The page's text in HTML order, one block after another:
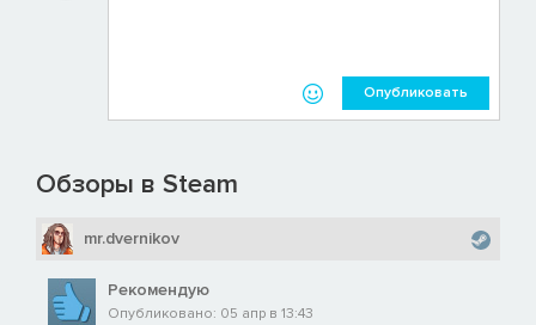
Опубликовать
Обзоры в Steam
mr.dvernikov
Рекомендую
Опубликовано: 05 апр в 13:43